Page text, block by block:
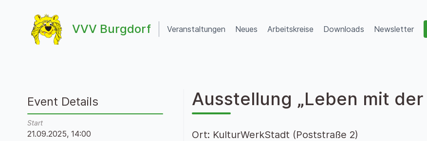
VVV Burgdorf
VVV Burgdorf
Veranstaltungen Neues Arbeitskreise Downloads Newsletter
Ausstellung „Leben mit
Ort: KulturWerkStadt (Poststraße 2)
Event Details
Start
21.09.2025, 14:00